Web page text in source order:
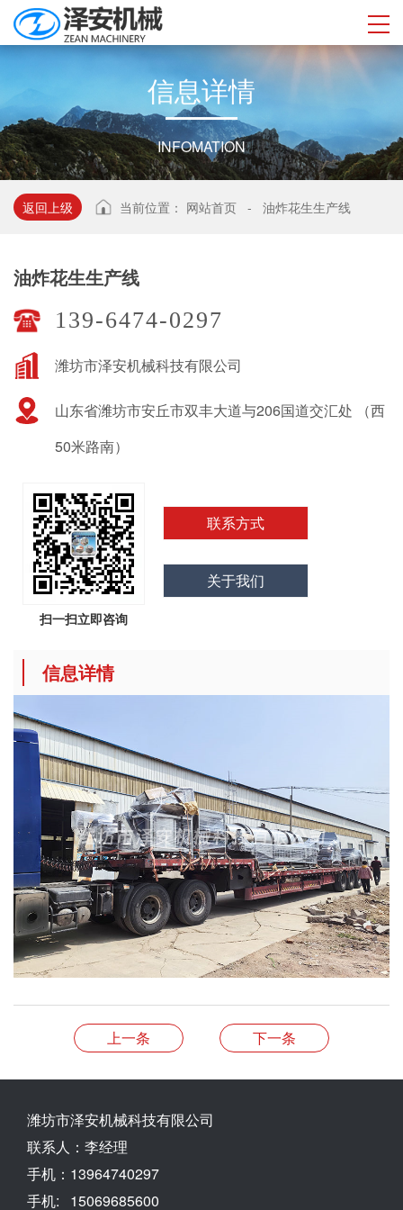
信息详情
INFOMATION
返回上级 当前位置： 网站首页 - 油炸花生生产线
油炸花生生产线
139-6474-0297
潍坊市泽安机械科技有限公司
山东省潍坊市安丘市双丰大道与206国道交汇处 （西
50米路南）
扫一扫立即咨询
联系方式
关于我们
信息详情
上一条 下一条
潍坊市泽安机械科技有限公司
联系人：李经理
手机：13964740297
手机: 15069685600